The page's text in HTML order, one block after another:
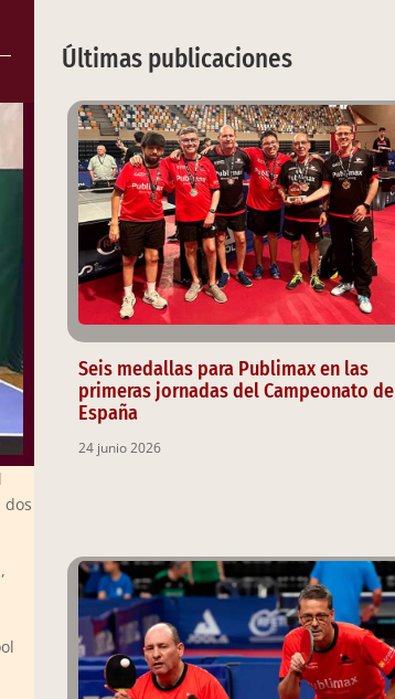
dos
Últimas publicaciones
Seis medallas para Publimax en las
primeras jornadas del Campeonato de
España
24 junio 2026